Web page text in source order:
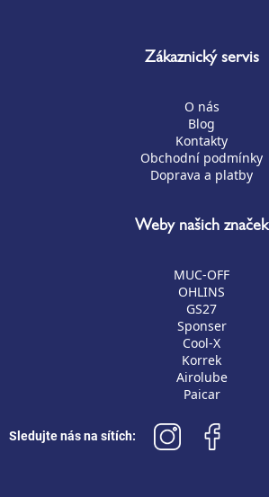
Zákaznický servis
O nás
Blog
Kontakty
Obchodní podmínky
Doprava a platby
Weby našich značek
MUC-OFF
OHLINS
GS27
Sponser
Cool-X
Korrek
Airolube
Paicar
Sledujte nás na sítích: